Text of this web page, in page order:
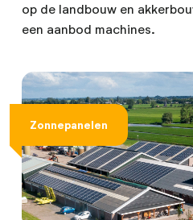
op de landbouw en
een aanbod machines.
Zonnepanelen